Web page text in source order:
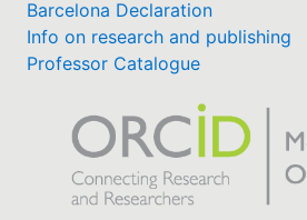
Barcelona Declaration
Info on research and publishing
Professor Catalogue